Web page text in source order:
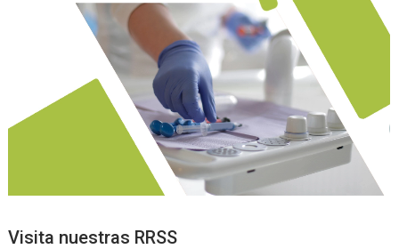
Visita nuestras RRSS